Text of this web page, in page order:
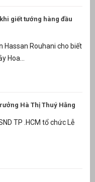
giết tướng hàng đầu
Hassan Rouhani cho biết
Hoa...
Hà Thị Thuý Hằng
TP .HCM tổ chức Lễ